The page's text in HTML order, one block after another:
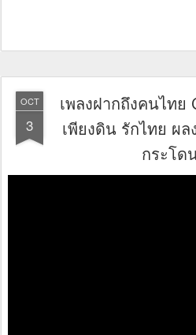
OCT
3
เพลงฝากถึงคนไทย
เพียงดิน รักไทย ผ
กระโ